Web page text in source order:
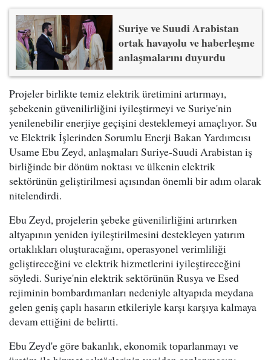
Suriye ve Suudi Arabistan
ortak havayolu ve haberleşme
anlaşmalarını duyurdu
Projeler birlikte temiz elektrik üretimini artırmayı,
şebekenin güvenilirliğini iyileştirmeyi ve Suriye'nin
yenilenebilir enerjiye geçişini desteklemeyi amaçlıyor. Su
ve Elektrik İşlerinden Sorumlu Enerji Bakan Yardımcısı
Usame Ebu Zeyd, anlaşmaları Suriye-Suudi Arabistan iş
birliğinde bir dönüm noktası ve ülkenin elektrik
sektörünün geliştirilmesi açısından önemli bir adım olarak
nitelendirdi.
Ebu Zeyd, projelerin şebeke güvenilirliğini artırırken
altyapının yeniden iyileştirilmesini destekleyen yatırım
ortaklıkları oluşturacağını, operasyonel verimliliği
geliştireceğini ve elektrik hizmetlerini iyileştireceğini
söyledi. Suriye'nin elektrik sektörünün Rusya ve Esed
rejiminin bombardımanları nedeniyle altyapıda meydana
gelen geniş çaplı hasarın etkileriyle karşı karşıya kalmaya
devam ettiğini de belirtti.
Ebu Zeyd'e göre bakanlık, ekonomik toparlanmayı ve